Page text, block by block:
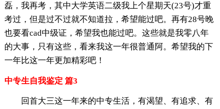
磊，我再考，其中大学英语二级我上个星期天(23号)才重
考过，但是过不过就不知道拉，希望能过吧。再有28号晚
也要看cad中级证，希望我也能过吧。这些就是我零八年
的大事，只有这些，看来我这一年很普通阿。希望我的下
一年比这一年更加精彩吧！
中专生自我鉴定 篇3
回首大三这一年来的中专生活，有渴望、有追求、有